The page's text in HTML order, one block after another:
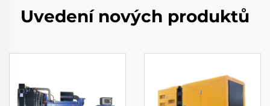
Uvedení nových produktů